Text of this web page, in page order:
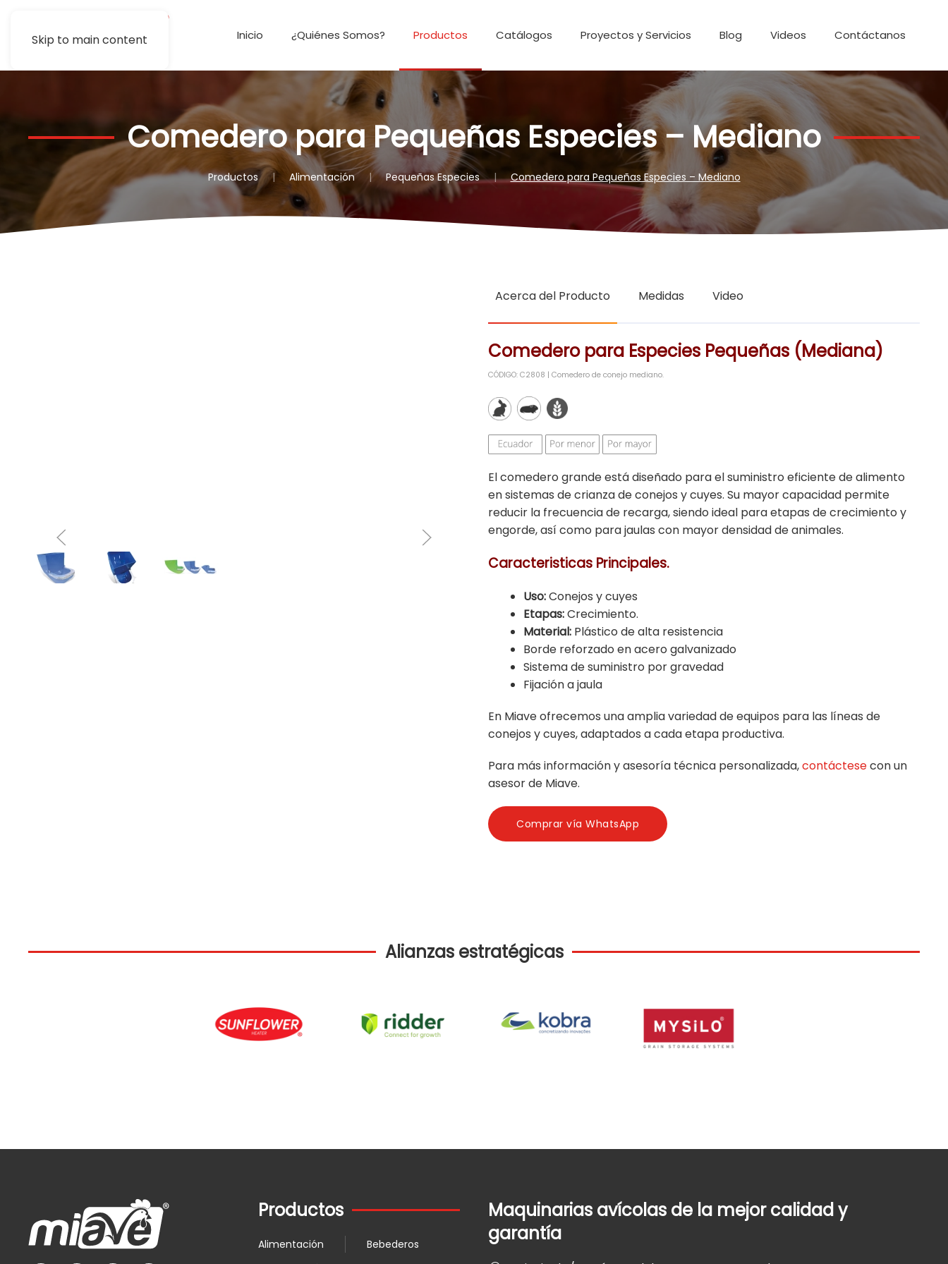
Skip to main content Inicio ¿Quiénes Somos? Productos Catálogos Proyectos y Servicios Blog Videos Contáctanos
Comedero para Pequeñas Especies – Mediano
Productos Alimentación Pequeñas Especies Comedero para Pequeñas Especies – Mediano
Acerca del Producto Medidas Video
Comedero para Especies Pequeñas (Mediana)
CÓDIGO: C2808 | Comedero de conejo mediano.
El comedero grande está diseñado para el suministro eficiente de alimento
en sistemas de crianza de conejos y cuyes. Su mayor capacidad permite
reducir la frecuencia de recarga, siendo ideal para etapas de crecimiento y
engorde, así como para jaulas con mayor densidad de animales.
Caracteristicas Principales.
Uso:Conejos y cuyes
Etapas:Crecimiento.
Material: Plástico de alta resistencia
Borde reforzado en acero galvanizado
Sistema de suministro por gravedad
Fijación a jaula
En Miave ofrecemos una amplia variedad de equipos para las líneas de
conejos y cuyes, adaptados a cada etapa productiva.
Para más información y asesoría técnica personalizada,contáctesecon un
asesor de Miave.
Comprar vía WhatsApp
Alianzas estratégicas
Productos
Alimentación
Bebederos
Maquinarias avícolas de la mejor calidad y
garantía